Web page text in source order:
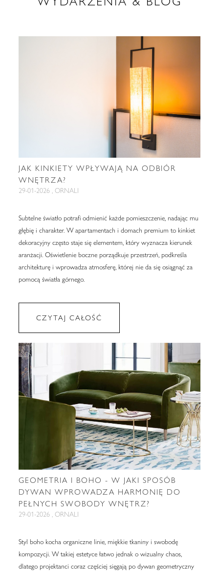
JAK KINKIETY WPŁYWAJĄ NA ODBIÓR
WNĘTRZA?
29-01-2026 , ORNALI
Subtelne światło potrafi odmienić każde pomieszczenie, nadając mu
głębię i charakter. W apartamentach i domach premium to kinkiet
dekoracyjny często staje się elementem, który wyznacza kierunek
aranżacji. Oświetlenie boczne porządkuje przestrzeń, podkreśla
architekturę i wprowadza atmosferę, której nie da się osiągnąć za
pomocą światła górnego.
CZYTAJ CAŁOŚĆ
GEOMETRIA I BOHO - W JAKI SPOSÓB
DYWAN WPROWADZA HARMONIĘ DO
PEŁNYCH SWOBODY WNĘTRZ?
29-01-2026 , ORNALI
Styl boho kocha organiczne linie, miękkie tkaniny i swobodę
kompozycji. W takiej estetyce łatwo jednak o wizualny chaos,
dlatego projektanci coraz częściej sięgają po dywan geometryczny